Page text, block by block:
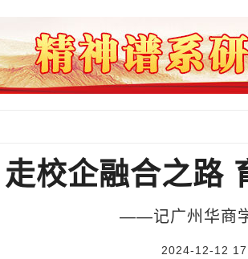
走校企融合之路
——记广州华商
2024-12-12